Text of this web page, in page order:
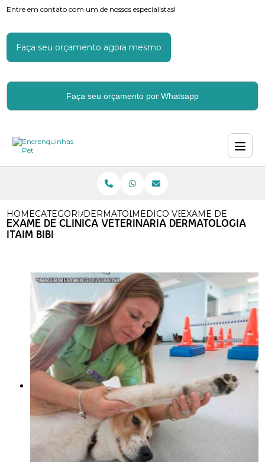
Entre em contato com um de nossos especialistas!
Faça seu orçamento agora mesmo
Faça seu orçamento por Whatsapp
HOMECATEGORIASDERMATOLOGIA VETERINARIA
MEDICO VETERINARIO
EXAME DE
EXAME DE CLINICA VETERINARIA DERMATOLOGIA
ITAIM BIBI